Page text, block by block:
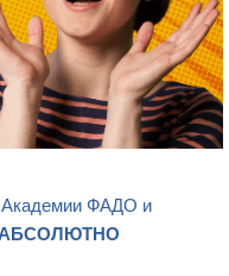
Академии ФАДО и